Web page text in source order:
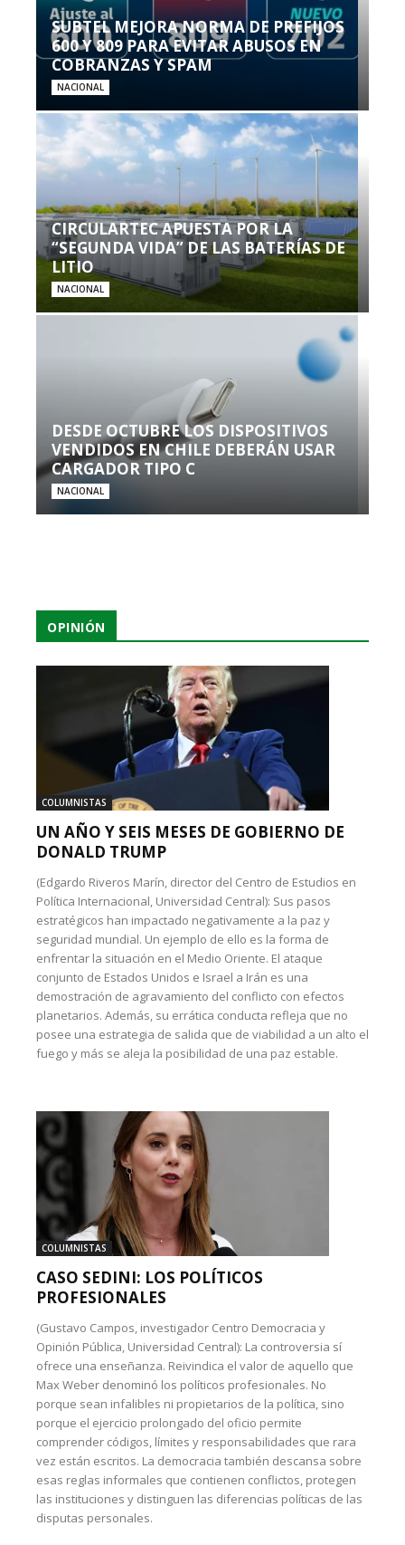
SUBTEL MEJORA NORMA DE PREFIJOS
600 Y 809 PARA EVITAR ABUSOS EN
COBRANZAS Y SPAM
NACIONAL
CIRCULARTEC APUESTA POR LA
“SEGUNDA VIDA” DE LAS BATERÍAS DE
LITIO
NACIONAL
DESDE OCTUBRE LOS DISPOSITIVOS
VENDIDOS EN CHILE DEBERÁN USAR
CARGADOR TIPO C
NACIONAL
OPINIÓN
COLUMNISTAS
UN AÑO Y SEIS MESES DE GOBIERNO DE
DONALD TRUMP
(Edgardo Riveros Marín, director del Centro de Estudios en
Política Internacional, Universidad Central): Sus pasos
estratégicos han impactado negativamente a la paz y
seguridad mundial. Un ejemplo de ello es la forma de
enfrentar la situación en el Medio Oriente. El ataque
conjunto de Estados Unidos e Israel a Irán es una
demostración de agravamiento del conflicto con efectos
planetarios. Además, su errática conducta refleja que no
posee una estrategia de salida que de viabilidad a un alto el
fuego y más se aleja la posibilidad de una paz estable.
COLUMNISTAS
CASO SEDINI: LOS POLÍTICOS
PROFESIONALES
(Gustavo Campos, investigador Centro Democracia y
Opinión Pública, Universidad Central): La controversia sí
ofrece una enseñanza. Reivindica el valor de aquello que
Max Weber denominó los políticos profesionales. No
porque sean infalibles ni propietarios de la política, sino
porque el ejercicio prolongado del oficio permite
comprender códigos, límites y responsabilidades que rara
vez están escritos. La democracia también descansa sobre
esas reglas informales que contienen conflictos, protegen
las instituciones y distinguen las diferencias políticas de las
disputas personales.